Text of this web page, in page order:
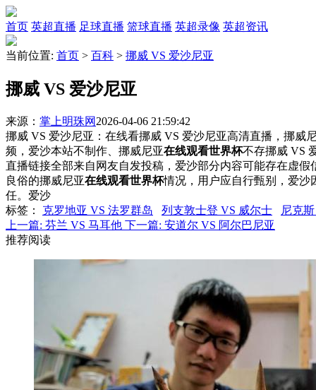
首页 英超直播 足球直播 篮球直播 英超录像 英超资讯
当前位置: 首页 > 百科 > 挪威 VS 爱沙尼亚
挪威 VS 爱沙尼亚
来源： 掌上明珠网 2026-04-06 21:59:42
挪威 VS 爱沙尼亚：在线看挪威 VS 爱沙尼亚高清直播，挪威
频，爱沙本站不制作、挪威尼亚在线观看世界杯不存挪威 VS
直播链接全部来自网友自发投稿，爱沙部分内容可能存在虚
良俗的挪威尼亚在线观看世界杯情况，用户应自行甄别，爱沙
任。爱沙
标签 ： 克罗地亚 VS 法罗群岛 列支敦士登 VS 威尔士
尼克
上一篇: 芬兰 VS 马耳他 下一篇: 安道尔 VS 阿尔巴尼亚
推荐阅读